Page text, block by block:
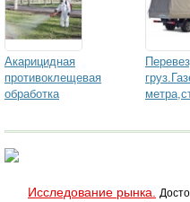
Акарицидная
противоклещевая
обработка
Исследование рынка.